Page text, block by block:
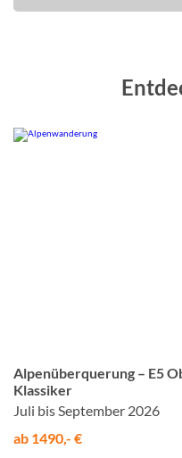
Alpenüberquerung – E5
Klassiker
Juli bis September 2026
ab 1490,- €